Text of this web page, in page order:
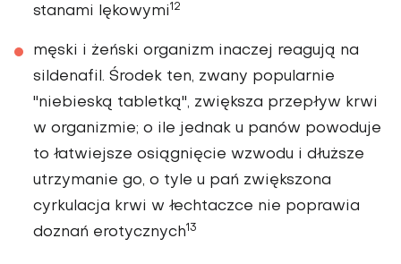
stanami lękowymi12
męski i żeński organizm inaczej reagują na
sildenafil. Środek ten, zwany popularnie
"niebieską tabletką", zwiększa przepływ krwi
w organizmie; o ile jednak u panów powoduje
to łatwiejsze osiągnięcie wzwodu i dłuższe
utrzymanie go, o tyle u pań zwiększona
cyrkulacja krwi w łechtaczce nie poprawia
doznań erotycznych13